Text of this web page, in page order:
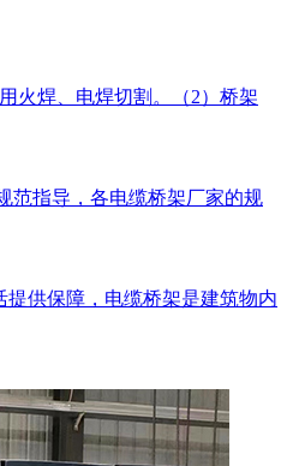
火焊、电焊切割。（2）桥架
范指导，各电缆桥架厂家的规
供保障，电缆桥架是建筑物内